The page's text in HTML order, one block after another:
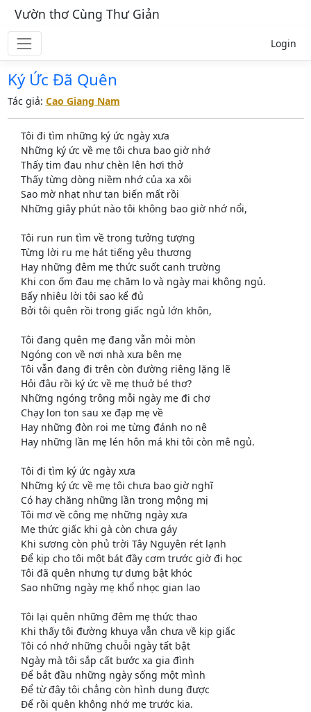
Vườn thơ Cùng Thư Giản
Login
Ký Ức Đã Quên
Tác giả: Cao Giang Nam
Tôi đi tìm những ký ức ngày xưa
Những ký ức về mẹ tôi chưa bao giờ nhớ
Thấy tim đau như chèn lên hơi thở
Thấy từng dòng niềm nhớ của xa xôi
Sao mờ nhạt như tan biến mất rồi
Những giây phút nào tôi không bao giờ nhớ nổi,
Tôi run run tìm về trong tưởng tượng
Từng lời ru mẹ hát tiếng yêu thương
Hay những đêm mẹ thức suốt canh trường
Khi con ốm đau mẹ chăm lo và ngày mai không ngủ.
Bấy nhiêu lời tôi sao kể đủ
Bởi tôi quên rồi trong giấc ngủ lớn khôn,
Tôi đang quên mẹ đang vẫn mỏi mòn
Ngóng con về nơi nhà xưa bên mẹ
Tôi vẫn đang đi trên còn đường riêng lặng lẽ
Hỏi đâu rồi ký ức về mẹ thuở bé thơ?
Những ngóng trông mỗi ngày mẹ đi chợ
Chạy lon ton sau xe đạp mẹ về
Hay những đòn roi mẹ từng đánh no nê
Hay những lần mẹ lén hôn má khi tôi còn mê ngủ.
Tôi đi tìm ký ức ngày xưa
Những ký ức về mẹ tôi chưa bao giờ nghĩ
Có hay chăng những lần trong mộng mị
Tôi mơ về công mẹ những ngày xưa
Mẹ thức giấc khi gà còn chưa gáy
Khi sương còn phủ trời Tây Nguyên rét lạnh
Để kịp cho tôi một bát đầy cơm trước giờ đi học
Tôi đã quên nhưng tự dưng bật khóc
Sao những ngày mẹ khổ nhọc gian lao
Tôi lại quên những đêm mẹ thức thao
Khi thấy tôi đường khuya vẫn chưa về kịp giấc
Tôi có nhớ những chuỗi ngày tất bật
Ngày mà tôi sắp cất bước xa gia đình
Để bắt đầu những ngày sống một mình
Để từ đây tôi chẳng còn hình dung được
Để rồi quên không nhớ mẹ trước kia.